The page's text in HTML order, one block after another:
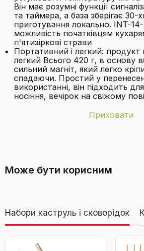
Він має розумні функції
та таймера, а база зберігає 30-
приготування локально. INT-
можливість початківцям
п'ятизіркові страви
Портативний і легкий: продукт
легкий Всього 420 г, в основу
сильний магніт, який легко
спадаючи. Простий у
використанні, він підходить
носіння, вечірок на свіжому
Приховати
Вага виробу 650 г
Відображення Цифровий
INT-14-BW, Wi-Fi 2.4G та Bluetooth
копчення м'яса?
Може бути корисним
Набори каструль і сковорідок